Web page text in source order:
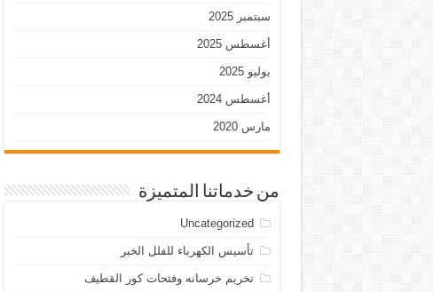
سبتمبر 2025
أغسطس 2025
يوليو 2025
أغسطس 2024
مارس 2020
من خدماتنا المتميزة
Uncategorized
تأسيس الكهرباء للفلل الخبر
تخريم خرسانه وفتحات كور القطيف